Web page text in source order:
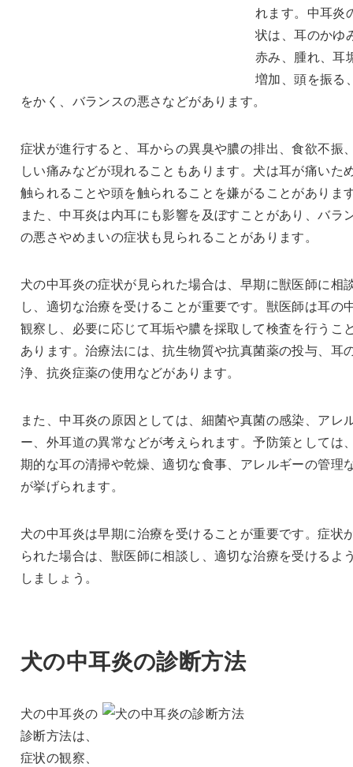
れます。中耳炎
状は、耳のかゆ
赤み、腫れ、耳
増加、頭を振る
をかく、バランスの悪さなどがあります。
症状が進行すると、耳からの異臭や膿の排出、食欲不振
しい痛みなどが現れることもあります。犬は耳が痛いた
触られることや頭を触られることを嫌がることがありま
また、中耳炎は内耳にも影響を及ぼすことがあり、バラ
の悪さやめまいの症状も見られることがあります。
犬の中耳炎の症状が見られた場合は、早期に獣医師に相
し、適切な治療を受けることが重要です。獣医師は耳の
観察し、必要に応じて耳垢や膿を採取して検査を行うこ
あります。治療法には、抗生物質や抗真菌薬の投与、耳
浄、抗炎症薬の使用などがあります。
また、中耳炎の原因としては、細菌や真菌の感染、アレ
ー、外耳道の異常などが考えられます。予防策としては
期的な耳の清掃や乾燥、適切な食事、アレルギーの管理
が挙げられます。
犬の中耳炎は早期に治療を受けることが重要です。症状
られた場合は、獣医師に相談し、適切な治療を受けるよ
しましょう。
犬の中耳炎の診断方法
犬の中耳炎の
診断方法は、
症状の観察、